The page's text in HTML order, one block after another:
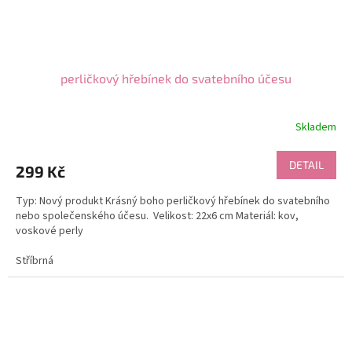
perličkový hřebínek do svatebního účesu
Skladem
299 Kč DETAIL
Typ: Nový produkt Krásný boho perličkový hřebínek do svatebního
nebo společenského účesu. Velikost: 22x6 cm Materiál: kov,
voskové perly
Stříbrná